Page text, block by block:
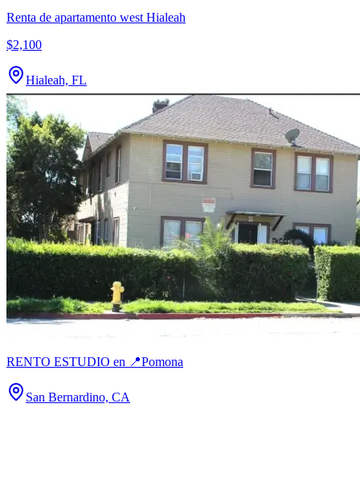
Renta de apartamento west Hialeah
$2,100
Hialeah, FL
RENTO ESTUDIO en 📍Pomona
San Bernardino, CA